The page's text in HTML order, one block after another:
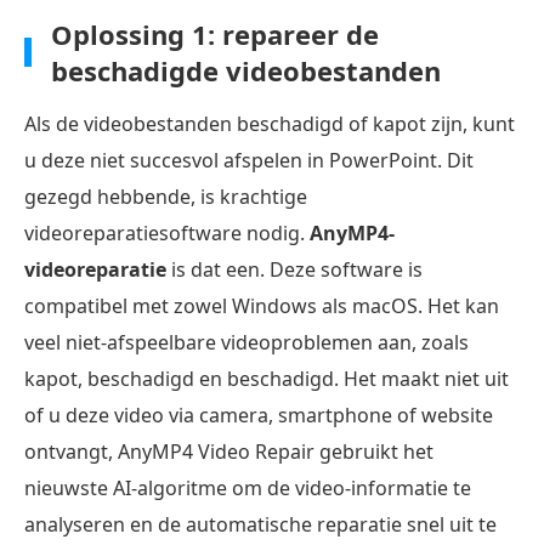
Oplossing 1: repareer de
beschadigde videobestanden
Als de videobestanden beschadigd of kapot zijn, kunt
u deze niet succesvol afspelen in PowerPoint. Dit
gezegd hebbende, is krachtige
videoreparatiesoftware nodig. AnyMP4-
videoreparatie is dat een. Deze software is
compatibel met zowel Windows als macOS. Het kan
veel niet-afspeelbare videoproblemen aan, zoals
kapot, beschadigd en beschadigd. Het maakt niet uit
of u deze video via camera, smartphone of website
ontvangt, AnyMP4 Video Repair gebruikt het
nieuwste AI-algoritme om de video-informatie te
analyseren en de automatische reparatie snel uit te